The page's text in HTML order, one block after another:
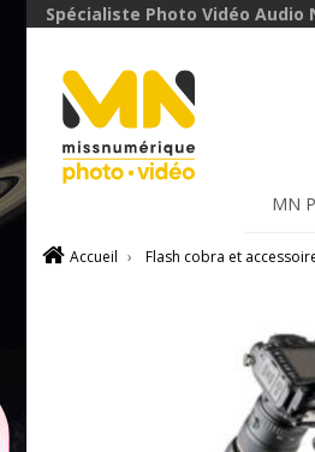
Spécialiste Photo Vidéo Audio
MN
Accueil › Flash cobra et